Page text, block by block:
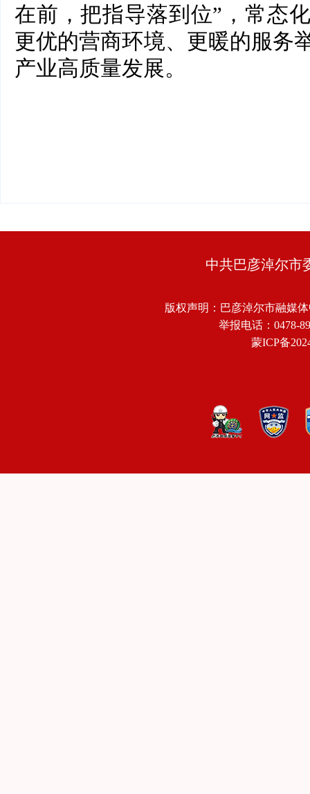
在前，把指导落到位”，常态
更优的营商环境、更暖的服务
产业高质量发展。
中共巴彦淖尔市
版权声明：巴彦淖尔市融媒
举报电话：0478-
蒙ICP备